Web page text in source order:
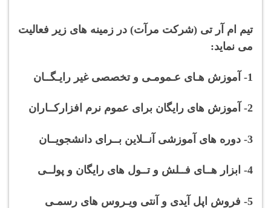
تیم ام آر تی (شرکت مرآت) در زمینه های زیر فعالیت
می نماید:
1- آموزش هـای عـمومـی و تخصصی غیر رایـگــان
2- آموزش های رایگان برای عموم نرم افزارکــاران
3- دوره های آموزشی آنــلاین بــرای دانشجویــان
4- ابزار هــای فــلش و تــول های رایگان و پولــی
5- فروش اپل آیدی و آنتی ویـروس های رسمـی